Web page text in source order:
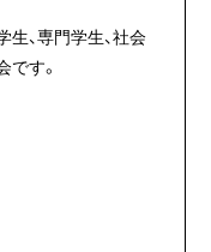
、専門学生、社会
す。